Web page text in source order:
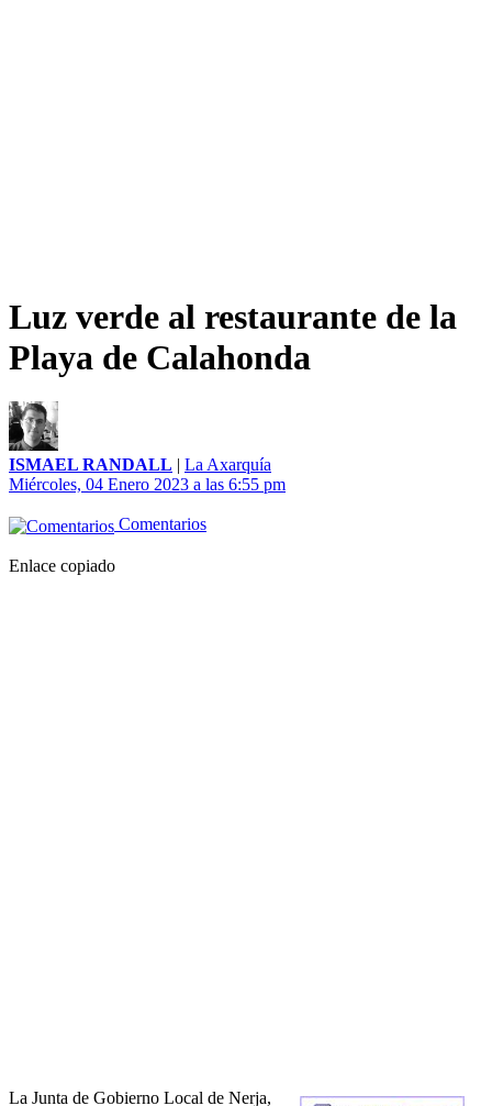
Luz verde al restaurante de la
Playa de Calahonda
ISMAEL RANDALL | La Axarquía
Miércoles, 04 Enero 2023 a las 6:55 pm
Comentarios
Enlace copiado
La Junta de Gobierno Local de Nerja,